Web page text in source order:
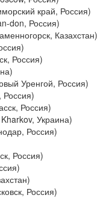
край, Россия)
don, Россия)
Казахстан)
Россия)
Уренгой, Россия)
Россия)
Россия)
Украина)
Россия)
Россия)
Россия)